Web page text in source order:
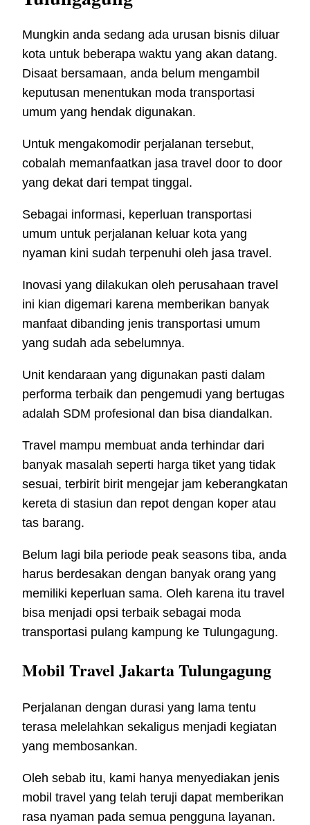
Mungkin anda sedang ada urusan bisnis diluar
kota untuk beberapa waktu yang akan datang.
Disaat bersamaan, anda belum mengambil
keputusan menentukan moda transportasi
umum yang hendak digunakan.
Untuk mengakomodir perjalanan tersebut,
cobalah memanfaatkan jasa travel door to door
yang dekat dari tempat tinggal.
Sebagai informasi, keperluan transportasi
umum untuk perjalanan keluar kota yang
nyaman kini sudah terpenuhi oleh jasa travel.
Inovasi yang dilakukan oleh perusahaan travel
ini kian digemari karena memberikan banyak
manfaat dibanding jenis transportasi umum
yang sudah ada sebelumnya.
Unit kendaraan yang digunakan pasti dalam
performa terbaik dan pengemudi yang bertugas
adalah SDM profesional dan bisa diandalkan.
Travel mampu membuat anda terhindar dari
banyak masalah seperti harga tiket yang tidak
sesuai, terbirit birit mengejar jam keberangkatan
kereta di stasiun dan repot dengan koper atau
tas barang.
Belum lagi bila periode peak seasons tiba, anda
harus berdesakan dengan banyak orang yang
memiliki keperluan sama. Oleh karena itu travel
bisa menjadi opsi terbaik sebagai moda
transportasi pulang kampung ke Tulungagung.
Mobil Travel Jakarta Tulungagung
Perjalanan dengan durasi yang lama tentu
terasa melelahkan sekaligus menjadi kegiatan
yang membosankan.
Oleh sebab itu, kami hanya menyediakan jenis
mobil travel yang telah teruji dapat memberikan
rasa nyaman pada semua pengguna layanan.